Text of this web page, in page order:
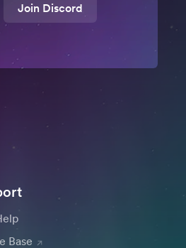
Join Discord
Base